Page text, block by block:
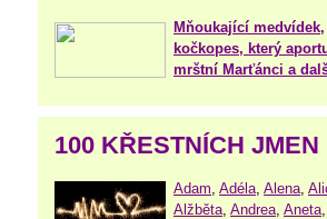
Mňoukající medvídek,
kočkopes, který
mrštní Marťánci a
100 KŘESTNÍCH JMEN
Adam Adéla Alena
Alžběta Andrea Aneta